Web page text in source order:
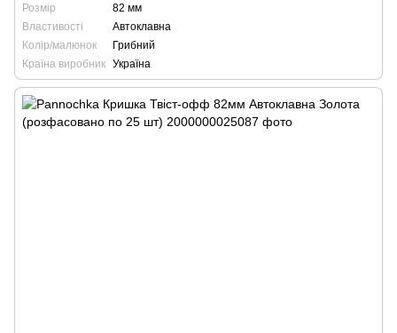
Розмір
82 мм
Властивості
Автоклавна
Колір/малюнок
Грибний
Країна виробник Україна